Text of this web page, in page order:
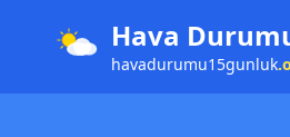
Hava
havadurumu15gunluk